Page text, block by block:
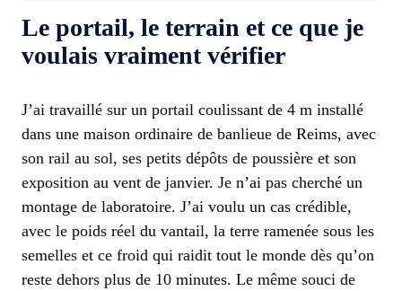
Le portail, le terrain et ce que je
voulais vraiment vérifier
J’ai travaillé sur un portail coulissant de 4 m installé
dans une maison ordinaire de banlieue de Reims, avec
son rail au sol, ses petits dépôts de poussière et son
exposition au vent de janvier. Je n’ai pas cherché un
montage de laboratoire. J’ai voulu un cas crédible,
avec le poids réel du vantail, la terre ramenée sous les
semelles et ce froid qui raidit tout le monde dès qu’on
reste dehors plus de 10 minutes. Le même souci de